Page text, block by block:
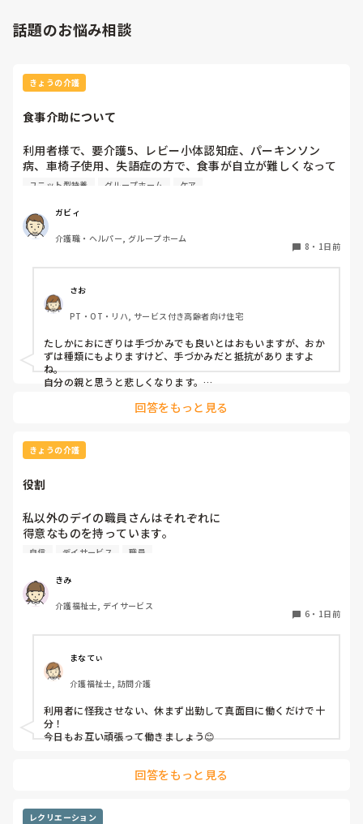
話題のお悩み相談
きょうの介護
食事介助について
利用者様で、要介護5、レビー小体認知症、パーキンソン
病、車椅子使用、失語症の方で、食事が自立が難しくなって
来ました。ご飯を、おにぎりにして、ご自分で手づかみで食
す。食べられる時とスプーンを使っても難しい時がありま
す。おかずも、おにぎり同様、手づかみでたべてもらってる
時があるのですが、難しい時は、職員が介助しています。ご
かずの手づかみは、どうかなと思うのですが、皆さんはどう
思われますか？私は、自分の母親が手づかみで食べてるのを
見たら、悲しくなります…職員さん、介助して下さいと思っ
てしまいます…
ユニット型特養 グループホーム ケア
ガビィ
介護職・ヘルパー, グループホーム
8 ・ 1日前
さお
PT・OT・リハ, サービス付き高齢者向け住宅
たしかにおにぎりは手づかみでも良いとはおもいますが、おか
ずは種類にもよりますけど、手づかみだと抵抗がありますよ
ね。
自分の親と思うと悲しくなります。
どうなんでしょうか？とろみつけてたりするのを手づかみは抵
回答をもっと見る
きょうの介護
役割
私以外のデイの職員さんはそれぞれに
得意なものを持っています。
介助で言えば、要領よく動けたりと。
今の私を振り返ってみたら…何も持っていないことが虚しく
利用者からは「素直に話聞いてくれる」・「言いやすい・頼
みやすい」
って言われます。
職員から見ての私は？って考えたら答えられる自信がないで
す…
自信 デイサービス 職員
きみ
介護福祉士, デイサービス
6 ・ 1日前
まなてぃ
介護福祉士, 訪問介護
利用者に怪我させない、休まず出勤して真面目に働くだけで十
分！
今日もお互い頑張って働きましょう😊
回答をもっと見る
レクリエーション